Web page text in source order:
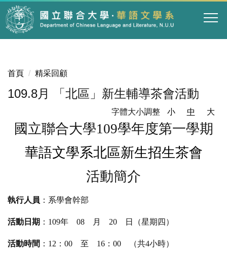
跳
到
主
容
首頁 精采回顧
109.8月 「北區」新生輔導茶會活動
字體大小調整 小 中 大
國立聯合大學109學年度第一學期
華語文學系北區新生招生茶會
活動簡介
執行人員 ：系學會幹部
活動日期 ： 109年 08 月 20 日（星期四）
活動時間 ： 12 ： 00 至 16 ： 00 （共4小時）